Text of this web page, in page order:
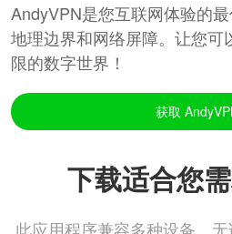
AndyVPN是您互联网体验的
地理边界和网络屏障。让您可
限的数字世界！
获取
下载适合您
此应用程序兼容多种设备，